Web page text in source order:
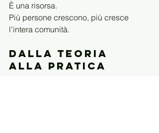
È una risorsa.
Più persone crescono, più cresce
l'intera comunità.
Dalla teoria
alla pratica